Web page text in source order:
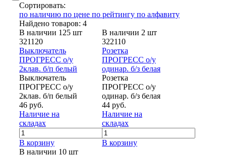
Сортировать:
по наличию по цене по рейтингу по алфавиту
Найдено товаров: 4
В наличии 125 шт
321120
Выключатель
ПРОГРЕСС о/у
2клав. б/п белый
Выключатель
ПРОГРЕСС о/у
2клав. б/п белый
46 руб.
Наличие на
складах
В корзину
В наличии 2 шт
322110
Розетка
ПРОГРЕСС о/у
одинар. б/з белая
Розетка
ПРОГРЕСС о/у
одинар. б/з белая
44 руб.
Наличие на
складах
В корзину
В наличии 10 шт